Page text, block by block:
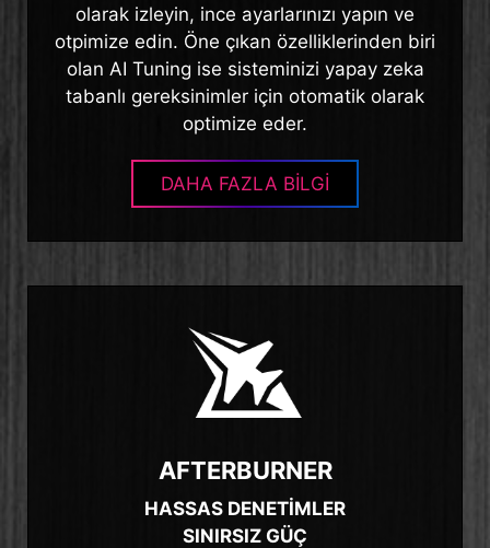
olarak izleyin, ince ayarlarınızı yapın ve
otpimize edin. Öne çıkan özelliklerinden biri
olan AI Tuning ise sisteminizi yapay zeka
tabanlı gereksinimler için otomatik olarak
optimize eder.
DAHA FAZLA BİLGİ
AFTERBURNER
HASSAS DENETİMLER
SINIRSIZ GÜÇ